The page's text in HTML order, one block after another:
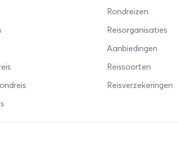
Rondreizen
Reisorganisaties
Aanbiedingen
Reissoorten
Reisverzekeringen